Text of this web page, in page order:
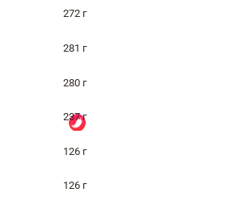
272 г
281 г
280 г
237 г
126 г
126 г